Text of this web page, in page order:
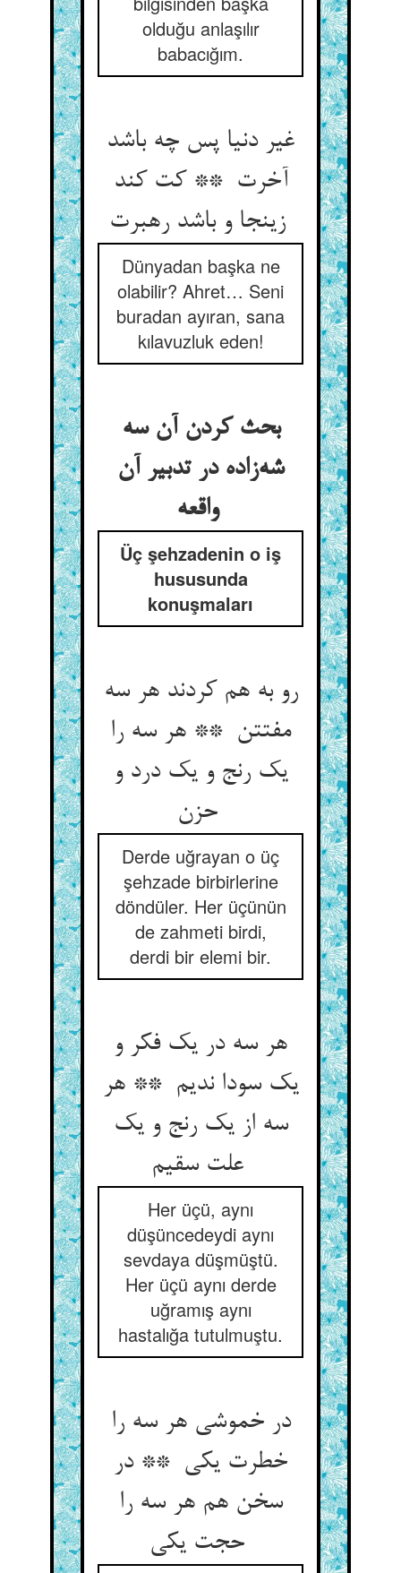
olduğu anlaşılır
babacığım.
غیر دنیا پس چه باشد
آخرت ** کت کند
زینجا و باشد رهبرت
Dünyadan başka ne
olabilir? Ahret… Seni
buradan ayıran, sana
kılavuzluk eden!
بحث کردن آن سه
شه‌زاده در تدبیر آن
واقعه
Üç şehzadenin o iş
hususunda
konuşmaları
رو به هم کردند هر سه
مفتتن ** هر سه را
یک رنج و یک درد و
حزن
Derde uğrayan o üç
şehzade birbirlerine
döndüler. Her üçünün
de zahmeti birdi,
derdi bir elemi bir.
هر سه در یک فکر و
یک سودا ندیم ** هر
سه از یک رنج و یک
علت سقیم
Her üçü, aynı
düşüncedeydi aynı
sevdaya düşmüştü.
Her üçü aynı derde
uğramış aynı
hastalığa tutulmuştu.
در خموشی هر سه را
خطرت یکی ** در
سخن هم هر سه را